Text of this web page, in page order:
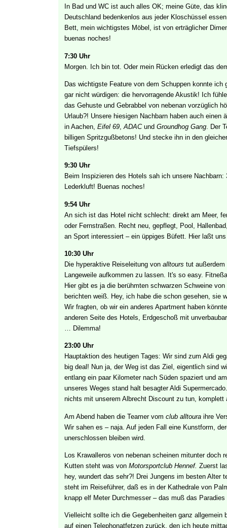
In Bad und WC ist auch alles OK; meine Güte, das
Deutschland bedenkenlos aus jeder Kloschüssel
Bett, mein wichtigstes Möbel, ist von erträglicher
buenas noches!
7:30 Uhr
Morgen. Ich bin tot. Oder mein Rücken erledigt das
Das wichtigste Feature von dem Schuppen konnte ich
gar nicht würdigen: die hervorragende Akustik! Ich
das Gehuste und Gebrabbel von nebenan vorzüglich
Urlaub?! Unsere hiesigen Nachbarn haben auch einen
in Aachen, Eifel 69, ADACund Groundhog Gang. Der
billigen Spritzgußbetons! Und stecke ihn in den
Tiefspülers!
9:30 Uhr
Beim Inspizieren des Hotels sah ich unsere
Lederkluft! Buenas noches!
9:54 Uhr
An sich ist das Hotel nicht schlecht: direkt am Meer,
oder Fernstraßen. Recht neu, gepflegt, Pool,
an Sport interessiert – ein üppiges Büfett. Hier laßt
10:30 Uhr
Die hyperaktive Reiseleitung von alltours tut
Langeweile aufkommen zu lassen. It's so easy.
Hier gibt es ja die berühmten schwarzen Schweine
berichten weiß. Hey, ich habe die schon gesehen, sie
Wir fragten, ob wir ein anderes Apartment haben
anderen Seite des Hotels, Erdgeschoß mit
… Dilemma!
23:00 Uhr
Hauptaktion des heutigen Tages: Wir sind zum Aldi
big deal! Nun ja, der Weg ist das Ziel, eigentlich sind
entlang ein paar Kilometer nach Süden spaziert und
unseres Weges stand halt besagter Aldi
nichts mit unserem Albrecht Discount zu tun, komplett
Am Abend haben die Teamer vom club alltouraihre
Wir sahen es – naja. Auf jeden Fall eine Kunstform,
unerschlossen bleiben wird.
Los Krawalleros von nebenan scheinen mitunter doch
Kutten steht was von Motorsportclub Hennef. Zuerst
hey, wundert das sehr?! Drei Jungens im besten
steht im Reiseführer, daß es in der Kathedrale von
knapp elf Meter Durchmesser – das muß das
Vielleicht sollte ich die Gegebenheiten ganz allgemein
auf einen Telephonatfetzen zurück, den ich heute